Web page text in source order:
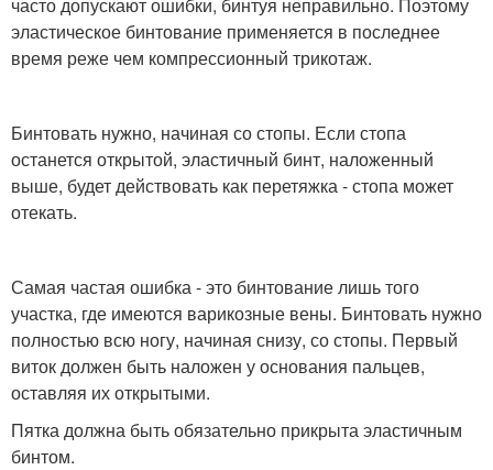
эластическое бинтование применяется в последнее
время реже чем компрессионный трикотаж.
Бинтовать нужно, начиная со стопы. Если стопа
останется открытой, эластичный бинт, наложенный
выше, будет действовать как перетяжка - стопа может
отекать.
Самая частая ошибка - это бинтование лишь того
участка, где имеются варикозные вены. Бинтовать нужно
полностью всю ногу, начиная снизу, со стопы. Первый
виток должен быть наложен у основания пальцев,
оставляя их открытыми.
Пятка должна быть обязательно прикрыта эластичным
бинтом.